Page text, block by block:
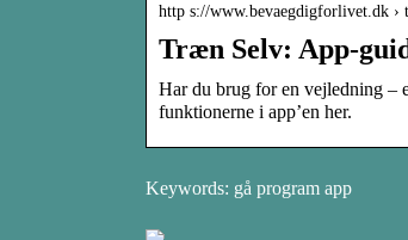
http s://www.bevaegdigforlivet.dk ›
Træn Selv: App-
Har du brug for en vejledning –
funktionerne i app’en her.
Keywords: gå program app